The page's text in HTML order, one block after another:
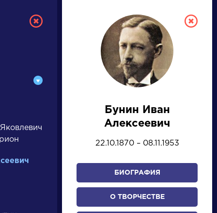
РУССКАЯ
ЛИТЕРАТУРА
УРОКОВ И ЕГЭ
Д М
Бунин Иван
Алексеевич
22.10.1870 – 08.11.1953
БИОГРАФИЯ
О ТВОРЧЕСТВЕ